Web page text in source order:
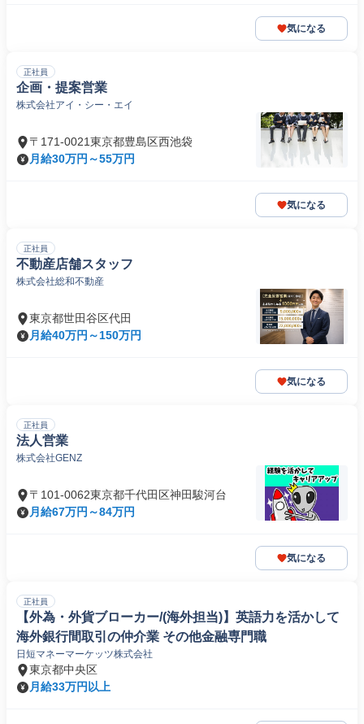
気になる
正社員
企画・提案営業
株式会社アイ・シー・エイ
〒171-0021東京都豊島区西池袋
月給30万円～55万円
気になる
正社員
不動産店舗スタッフ
株式会社総和不動産
東京都世田谷区代田
月給40万円～150万円
気になる
正社員
法人営業
株式会社GENZ
〒101-0062東京都千代田区神田駿河台
月給67万円～84万円
気になる
正社員
【外為・外貨ブローカー/(海外担当)】英語力を活かして
海外銀行間取引の仲介業 その他金融専門職
日短マネーマーケッツ株式会社
東京都中央区
月給33万円以上